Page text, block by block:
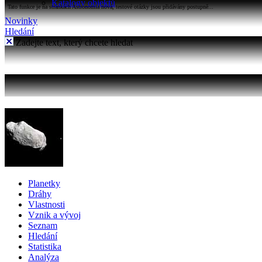
Katalogy objektů
Tato funkce je na stránkách Astronomia nová, testové otázky jsou přidávány postupně...
Novinky
Hledání
Zadejte text, který chcete hledat
Planetky
Dráhy
Vlastnosti
Vznik a vývoj
Seznam
Hledání
Statistika
Analýza